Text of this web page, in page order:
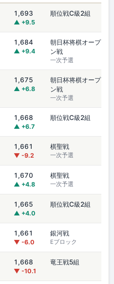
1,693
▲ +9.5
順位戦C級2組
1,684
▲ +9.4
朝日杯将棋オープ
ン戦
一次予選
1,675
▲ +6.8
朝日杯将棋オープ
ン戦
一次予選
1,668
▲ +6.7
順位戦C級2組
1,661
▼ -9.2
棋聖戦
一次予選
1,670
▲ +4.8
棋聖戦
一次予選
1,665
▲ +4.0
順位戦C級2組
1,661
▼ -6.0
銀河戦
Eブロック
1,668
▼ -10.1
竜王戦5組